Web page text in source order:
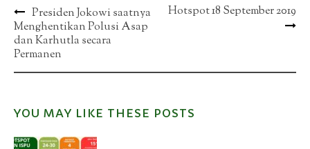
Post
navigation
Presiden Jokowi saatnya
Menghentikan Polusi Asap
dan Karhutla secara
Permanen
Hotspot 18 September 2019
YOU MAY LIKE THESE POSTS